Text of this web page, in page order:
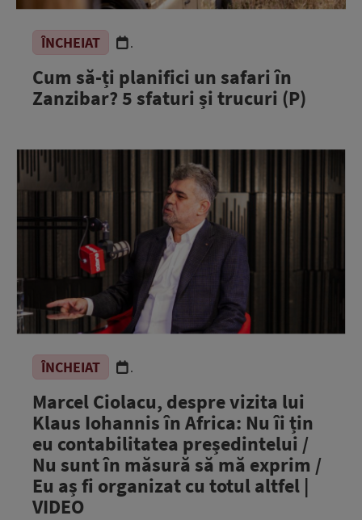
ÎNCHEIAT .
Cum să-ți planifici un safari în
Zanzibar? 5 sfaturi și trucuri (P)
ÎNCHEIAT .
Marcel Ciolacu, despre vizita lui
Klaus Iohannis în Africa: Nu îi țin
eu contabilitatea președintelui /
Nu sunt în măsură să mă exprim /
Eu aș fi organizat cu totul altfel |
VIDEO